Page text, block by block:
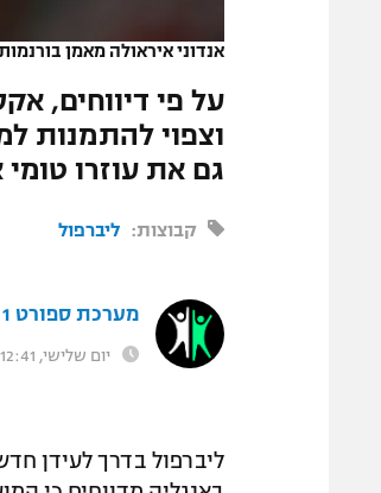
אנדוני איראולה מאמן
על פי דיווחים,
גם את עוזרו טומי
קבוצות: ליברפול
מערכת ספורט 1
יום שלישי, 12:41, 02.06.26
ליברפול בדרך לעידן